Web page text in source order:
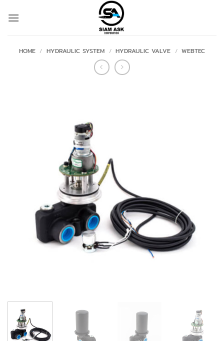
HOME / HYDRAULIC SYSTEM / HYDRAULIC VALVE / WEBTEC